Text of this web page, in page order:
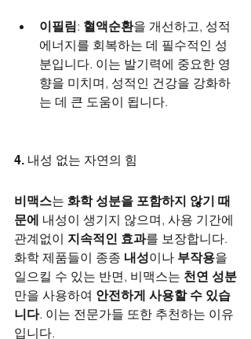
이필림: 혈액순환을 개선하고, 성적
에너지를 회복하는 데 필수적인 성
분입니다. 이는 발기력에 중요한 영
향을 미치며, 성적인 건강을 강화하
는 데 큰 도움이 됩니다.
4. 내성 없는 자연의 힘
비맥스는 화학 성분을 포함하지 않기 때
문에 내성이 생기지 않으며, 사용 기간에
관계없이 지속적인 효과를 보장합니다.
화학 제품들이 종종 내성이나 부작용을
일으킬 수 있는 반면, 비맥스는 천연 성분
만을 사용하여 안전하게 사용할 수 있습
니다. 이는 전문가들 또한 추천하는 이유
입니다.